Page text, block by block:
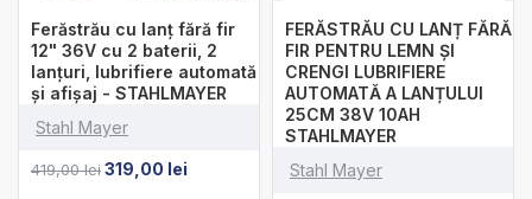
Stahl Mayer
Ferăstrău cu lanț fără fir
12" 36V cu 2 baterii, 2
lanțuri, lubrifiere automată
și afișaj - STAHLMAYER
419,00 lei319,00 lei Stahl Mayer
FERĂSTRĂU CU LANȚ FĂRĂ
FIR PENTRU LEMN ȘI
CRENGI LUBRIFIERE
AUTOMATĂ A LANȚULUI
25CM 38V 10AH
STAHLMAYER